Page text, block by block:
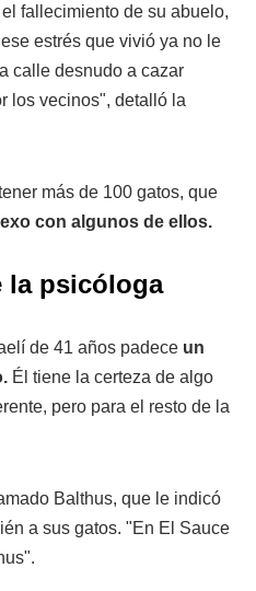
fallecimiento de su abuelo,
estrés que vivió ya no le
calle desnudo a cazar
los vecinos", detalló la
más de 100 gatos, que
con algunos de ellos.
la psicóloga
de 41 años padece un
Él tiene la certeza de algo
pero para el resto de la
Balthus, que le indicó
a sus gatos. "En El Sauce